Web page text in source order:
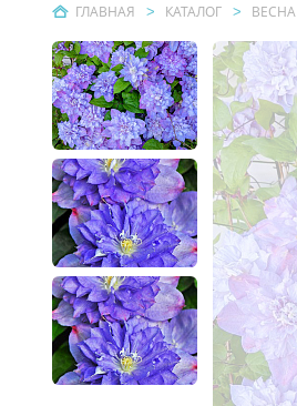
ГЛАВНАЯ КАТАЛОГ ВЕСНА